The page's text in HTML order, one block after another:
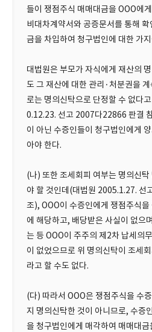
들이 쟁점주식 매매대금을 OOO에
비대차계약서와 공증문서를 통해
금을 차입하여 청구법인에 대한 가
대법원은 부모가 자식에게 재산의
도 그 재산에 대한 관리·처분권을
로는 명의신탁으로 단정할 수 없다
0.12.23. 선고 2007다22866 판결
이 아닌 수증인들이 청구법인에게
아야 한다.
(나) 또한 조세회피 여부는 명의신
야 할 것인데(대법원 2005.1.27. 선
조), OOO이 수증인에게 쟁점주식
에 해당하고, 배당받은 사실이 없으
는 등 OOO이 주주의 제2차 납세의
이 없었으므로 위 명의신탁이 조세
라고 할 수도 없다.
(다) 따라서 OOO은 쟁점주식을 수
지 명의신탁한 것이 아니므로, 수증
을 청구법인에게 매각하여 매매대금